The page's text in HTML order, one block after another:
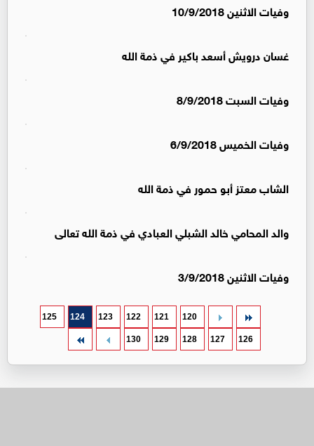
وفيات الاثنين 10/9/2018
غسان درويش أسعد باكير في ذمة الله
وفيات السبت 8/9/2018
وفيات الخميس 6/9/2018
الشاب معتز أبو حمور في ذمة الله
والد المحامي خالد الشبلي العبادي في ذمة الله تعالى
وفيات الاثنين 3/9/2018
120
121
122
123
124
125
126
127
128
129
130